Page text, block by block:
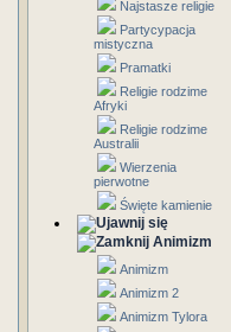
Najstasze religie
Partycypacja
mistyczna
Pramatki
Religie rodzime
Afryki
Religie rodzime
Australii
Wierzenia
pierwotne
Święte kamienie
Animizm
Animizm
Animizm 2
Animizm Tylora